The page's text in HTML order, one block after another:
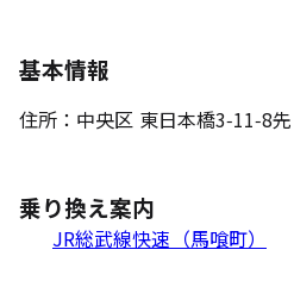
基本情報
住所：中央区 東日本橋3-11-8
乗り換え案内
JR総武線快速（馬喰町）